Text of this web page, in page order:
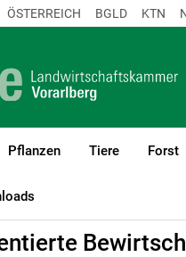
ÖSTERREICH BGLD KTN
Pflanzen Tiere Forst
ÖPUL